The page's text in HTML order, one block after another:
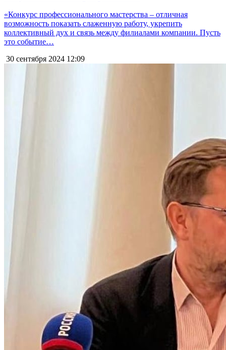
«Конкурс профессионального мастерства – отличная
возможность показать слаженную работу, укрепить
коллективный дух и связь между филиалами компании. Пусть
это событие…
30 сентября 2024 12:09